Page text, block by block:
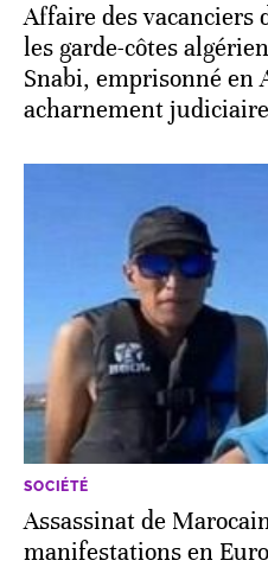
Affaire des vacanciers
les garde-côtes
Snabi, emprisonné en
acharnement judiciaire
SOCIÉTÉ
Assassinat de
manifestations en